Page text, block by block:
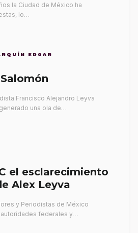
la Ciudad de México ha
lo…
EDGAR
Francisco Alejandro Leyva
una ola de…
el esclarecimiento
Alex Leyva
y Periodistas de México
autoridades federales y…